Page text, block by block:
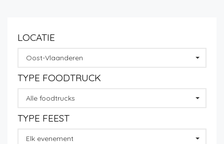
LOCATIE
Oost-Vlaanderen
TYPE FOODTRUCK
Alle foodtrucks
TYPE FEEST
Elk evenement